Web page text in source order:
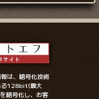
は、暗号化技術
る128bit(最大
暗号化し、お客